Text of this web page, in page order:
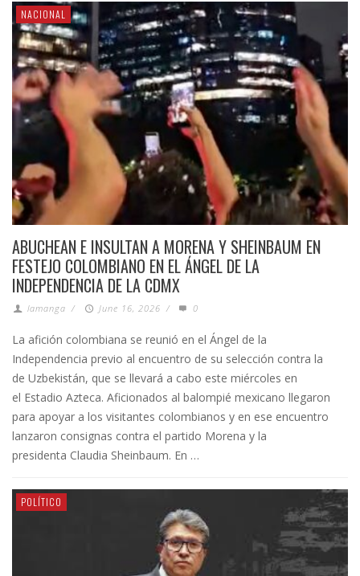
NACIONAL
ABUCHEAN E INSULTAN A MORENA Y SHEINBAUM EN
FESTEJO COLOMBIANO EN EL ÁNGEL DE LA
INDEPENDENCIA DE LA CDMX
lamanga / June 16, 2026 / 0
La afición colombiana se reunió en el Ángel de la
Independencia previo al encuentro de su selección contra la
de Uzbekistán, que se llevará a cabo este miércoles en
el Estadio Azteca. Aficionados al balompié mexicano llegaron
para apoyar a los visitantes colombianos y en ese encuentro
lanzaron consignas contra el partido Morena y la
presidenta Claudia Sheinbaum. En …
POLÍTICO